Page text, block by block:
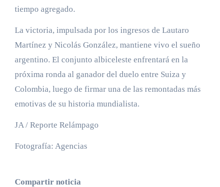
tiempo agregado.
La victoria, impulsada por los ingresos de Lautaro
Martínez y Nicolás González, mantiene vivo el sueño
argentino. El conjunto albiceleste enfrentará en la
próxima ronda al ganador del duelo entre Suiza y
Colombia, luego de firmar una de las remontadas más
emotivas de su historia mundialista.
JA / Reporte Relámpago
Fotografía: Agencias
Compartir noticia